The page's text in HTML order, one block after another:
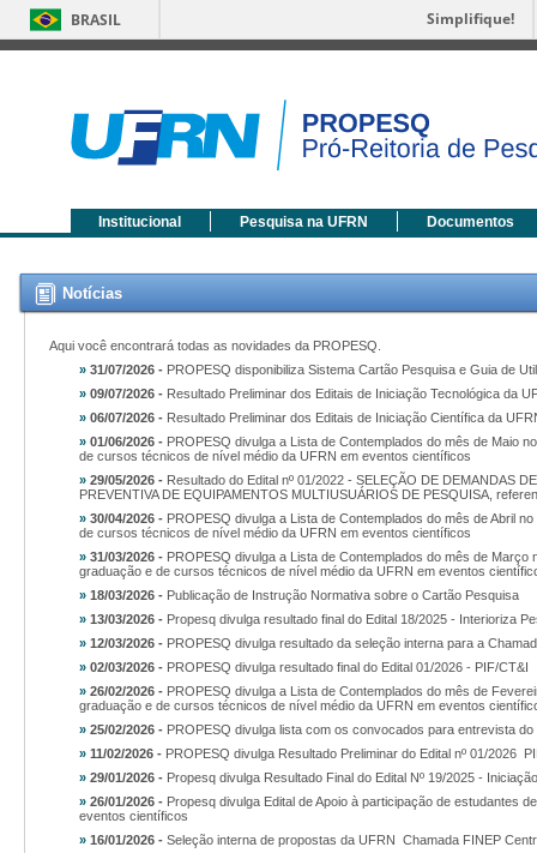
BRASIL Simplifique!
Institucional Pesquisa na UFRN Documentos
Notícias
Aqui você encontrará todas as novidades da PROPESQ.
» 31/07/2026 - PROPESQ disponibiliza Sistema Cartão Pesquisa e Guia de
» 09/07/2026 - Resultado Preliminar dos Editais de Iniciação Tecnológica da
» 06/07/2026 - Resultado Preliminar dos Editais de Iniciação Científica da
» 01/06/2026 - PROPESQ divulga a Lista de Contemplados do mês de Maio
de cursos técnicos de nível médio da UFRN em eventos científicos
» 29/05/2026 - Resultado do Edital nº 01/2022 - SELEÇÃO DE DEMANDAS
PREVENTIVA DE EQUIPAMENTOS MULTIUSUÁRIOS DE PESQUISA,
» 30/04/2026 - PROPESQ divulga a Lista de Contemplados do mês de Abril
de cursos técnicos de nível médio da UFRN em eventos científicos
» 31/03/2026 - PROPESQ divulga a Lista de Contemplados do mês de
graduação e de cursos técnicos de nível médio da UFRN em eventos
» 18/03/2026 - Publicação de Instrução Normativa sobre o Cartão Pesquisa
» 13/03/2026 - Propesq divulga resultado final do Edital 18/2025 - Interioriza
» 12/03/2026 - PROPESQ divulga resultado da seleção interna para a
» 02/03/2026 - PROPESQ divulga resultado final do Edital 01/2026 - PIF/CT&I
» 26/02/2026 - PROPESQ divulga a Lista de Contemplados do mês de
graduação e de cursos técnicos de nível médio da UFRN em eventos
» 25/02/2026 - PROPESQ divulga lista com os convocados para entrevista
» 11/02/2026 - PROPESQ divulga Resultado Preliminar do Edital nº 01/2026 
» 29/01/2026 - Propesq divulga Resultado Final do Edital Nº 19/2025 -
» 26/01/2026 - Propesq divulga Edital de Apoio à participação de estudantes
eventos científicos
» 16/01/2026 - Seleção interna de propostas da UFRN  Chamada FINEP